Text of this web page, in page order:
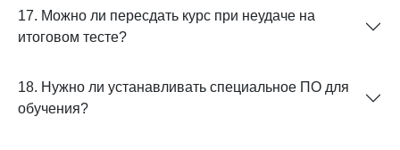
17. Можно ли пересдать курс при неудаче на
итоговом тесте?
18. Нужно ли устанавливать специальное ПО для
обучения?